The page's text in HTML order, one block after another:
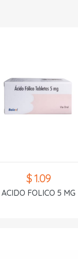
$ 1.09
ACIDO FOLICO 5 MG